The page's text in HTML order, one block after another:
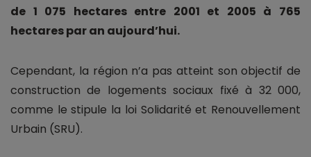
de 1 075 hectares entre 2001 et 2005 à 765
hectares par an aujourd’hui.
Cependant, la région n’a pas atteint son objectif de
construction de logements sociaux fixé à 32 000,
comme le stipule la loi Solidarité et Renouvellement
Urbain (SRU).